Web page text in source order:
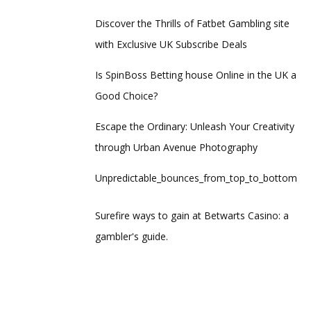
Discover the Thrills of Fatbet Gambling site
with Exclusive UK Subscribe Deals
Is SpinBoss Betting house Online in the UK a
Good Choice?
Escape the Ordinary: Unleash Your Creativity
through Urban Avenue Photography
Surefire ways to gain at Betwarts Casino: a
gambler's guide.